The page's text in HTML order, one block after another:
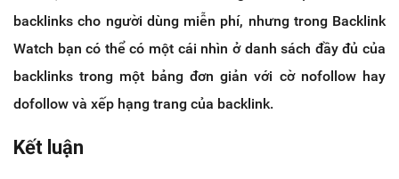
backlinks cho người dùng miễn phí, nhưng trong Backlink
Watch bạn có thể có một cái nhìn ở danh sách đầy đủ của
backlinks trong một bảng đơn giản với cờ nofollow hay
dofollow và xếp hạng trang của backlink.
Kết luận